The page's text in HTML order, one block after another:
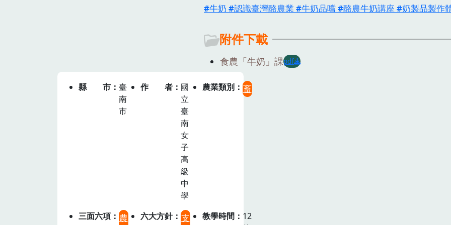
牛奶 認識臺灣酪農業 牛奶品嚐 酪農牛奶講座 奶製品製作
附件下載
食農「牛奶」課pdf
縣市
臺
南
市
作者
國
立
臺
南
女
子
高
級
中
學
農業類別 畜
三面六項 農 六大方針 支 教學時間
12